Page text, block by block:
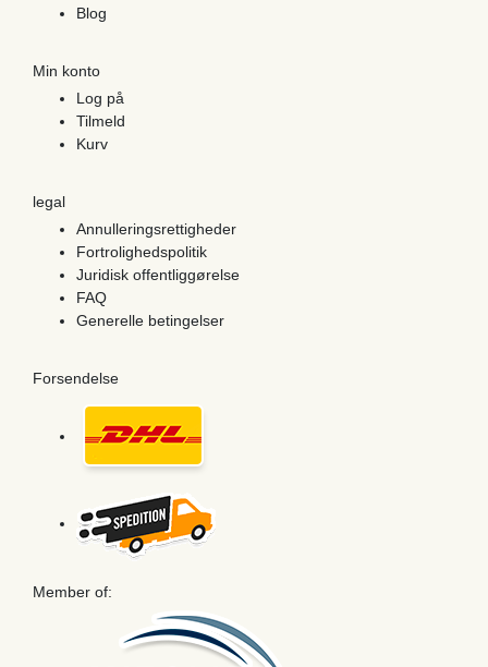
Blog
Min konto
Log på
Tilmeld
Kurv
legal
Annulleringsrettigheder
Fortrolighedspolitik
Juridisk offentliggørelse
FAQ
Generelle betingelser
Forsendelse
Member of: